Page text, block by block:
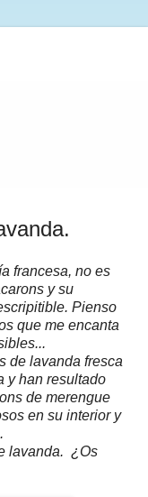
francesa, no es
y su
Pienso
que me encanta
de lavanda fresca
y han resultado
de merengue
en su interior y
lavanda. ¿Os